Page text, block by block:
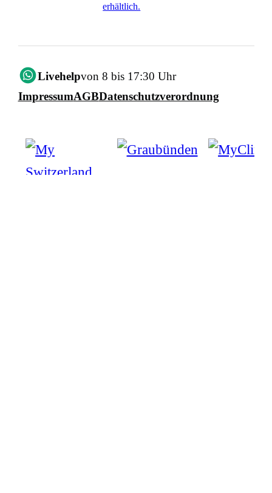
erhältlich.
Livehelpvon 8 bis 17:30 Uhr
ImpressumAGBDatenschutzverordnung